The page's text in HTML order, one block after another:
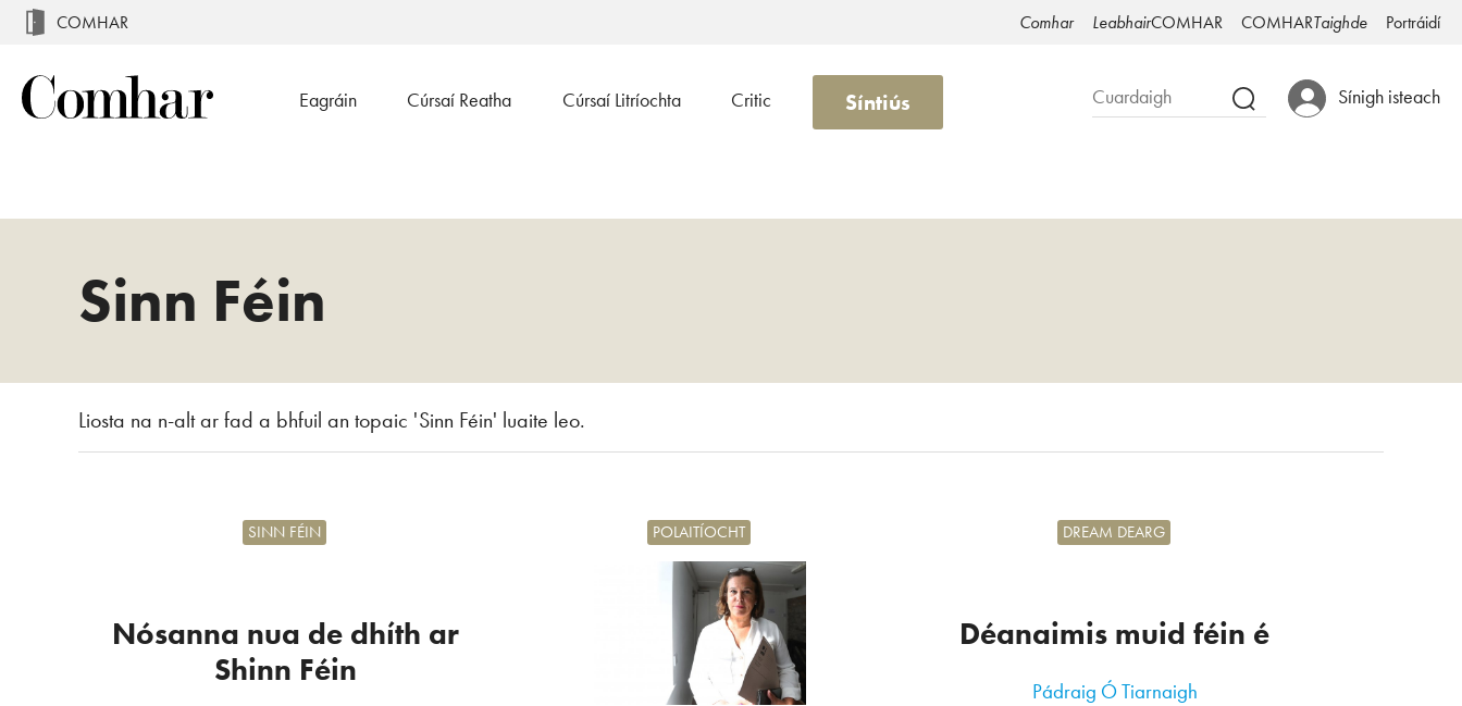
COMHAR Comhar LeabhairCOMHAR COMHARTaighde Portráidí
Sínigh isteach
Eagráin Cúrsaí Reatha Cúrsaí Litríochta Critic Síntiús
Sinn Féin
Liosta na n-alt ar fad a bhfuil an topaic 'Sinn Féin' luaite leo.
Nósanna nua de dhíth ar
Shinn Féin
SINN FÉIN POLAITÍOCHT
Déanaimis muid féin é
DREAM DEARG
Pádraig Ó Tiarnaigh